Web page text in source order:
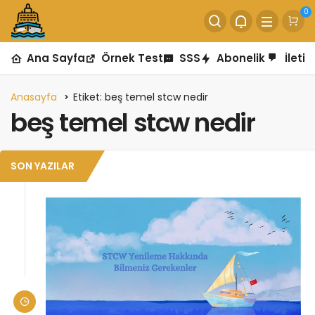
0
Ana Sayfa Örnek Test SSS Abonelik
Anasayfa Etiket: beş temel stcw nedir
beş temel stcw nedir
SON YAZILAR